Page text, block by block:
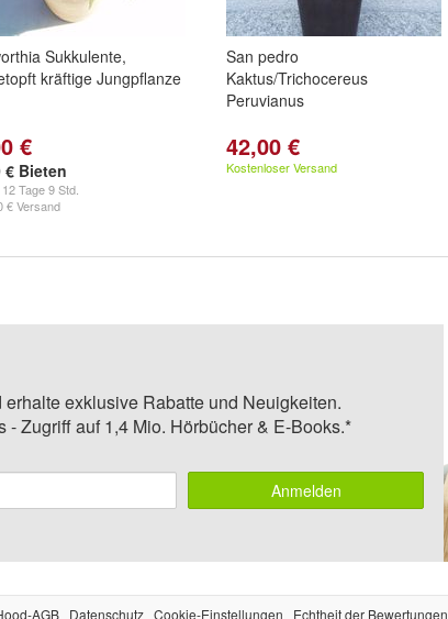
Sukkulente,
kräftige Jungpflanze
€
€ Bieten
12 Tage 9 Std.
€ Versand
San pedro
Kaktus/Trichocereus
Peruvianus
42,00 €
Kostenloser Versand
exklusive Rabatte und Neuigkeiten.
- Zugriff auf 1,4 Mio. Hörbücher & E-Books.*
Anmelden
AGB Datenschutz Cookie-Einstellungen Echtheit der Bewertungen